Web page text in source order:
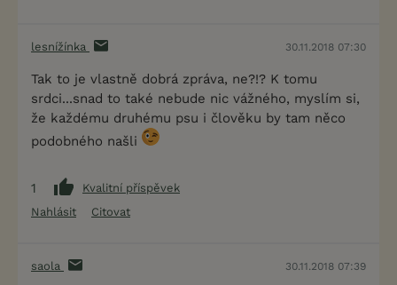
lesnížínka 30.11.2018 07:30
Tak to je vlastně dobrá zpráva, ne?!? K tomu
srdci...snad to také nebude nic vážného, myslím si,
že každému druhému psu i člověku by tam něco
podobného našli
1
Kvalitní příspěvek
Nahlásit
Citovat
saola 30.11.2018 07:39